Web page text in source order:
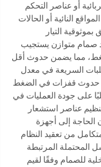
أو عناصر التحكم
النائية أو الحالات
التيار
صمام متوازن يستجيب
مما يضمن حدوث أقل
السريعة في معدل
حدوث قفزات في الضغط
على جودة العمليات في
عناصر استشعار
إلى أجهزة
من تعقيد النظام
المحتملة المرتبطة
للصمام وفقًا لقيم